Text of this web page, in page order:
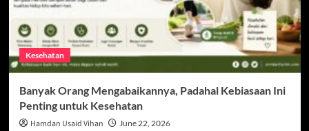
Kesehatan
Banyak Orang Mengabaikannya, Padahal Kebiasaan Ini
Penting untuk Kesehatan
Hamdan Usaid Vihan June 22, 2026